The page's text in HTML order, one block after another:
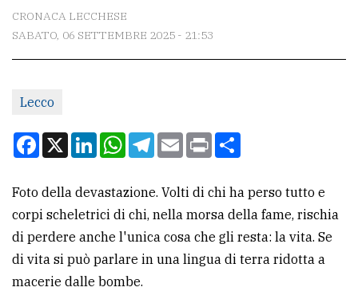
Scrivici
tua
pubblicità
CERCA
Cerca
per
comune
CRONACA LECCHESE
SABATO, 06 SETTEMBRE 2025 - 21:53
Lecco
Facebook
X LinkedInWhatsApp
Telegram
EmailPrint
Foto della devastazione. Volti di chi ha perso tutto e
corpi scheletrici di chi, nella morsa della fame, rischia
di perdere anche l'unica cosa che gli resta: la vita. Se
di vita si può parlare in una lingua di terra ridotta a
macerie dalle bombe.